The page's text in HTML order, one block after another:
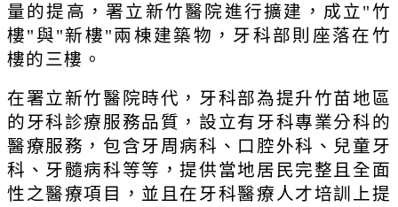
量的提高，署立新竹醫院進行擴建，成立"竹
樓"與"新樓"兩棟建築物，牙科部則座落在竹
樓的三樓。
在署立新竹醫院時代，牙科部為提升竹苗地區
的牙科診療服務品質，設立有牙科專業分科的
醫療服務，包含牙周病科、口腔外科、兒童牙
科、牙髓病科等等，提供當地居民完整且全面
性之醫療項目，並且在牙科醫療人才培訓上提